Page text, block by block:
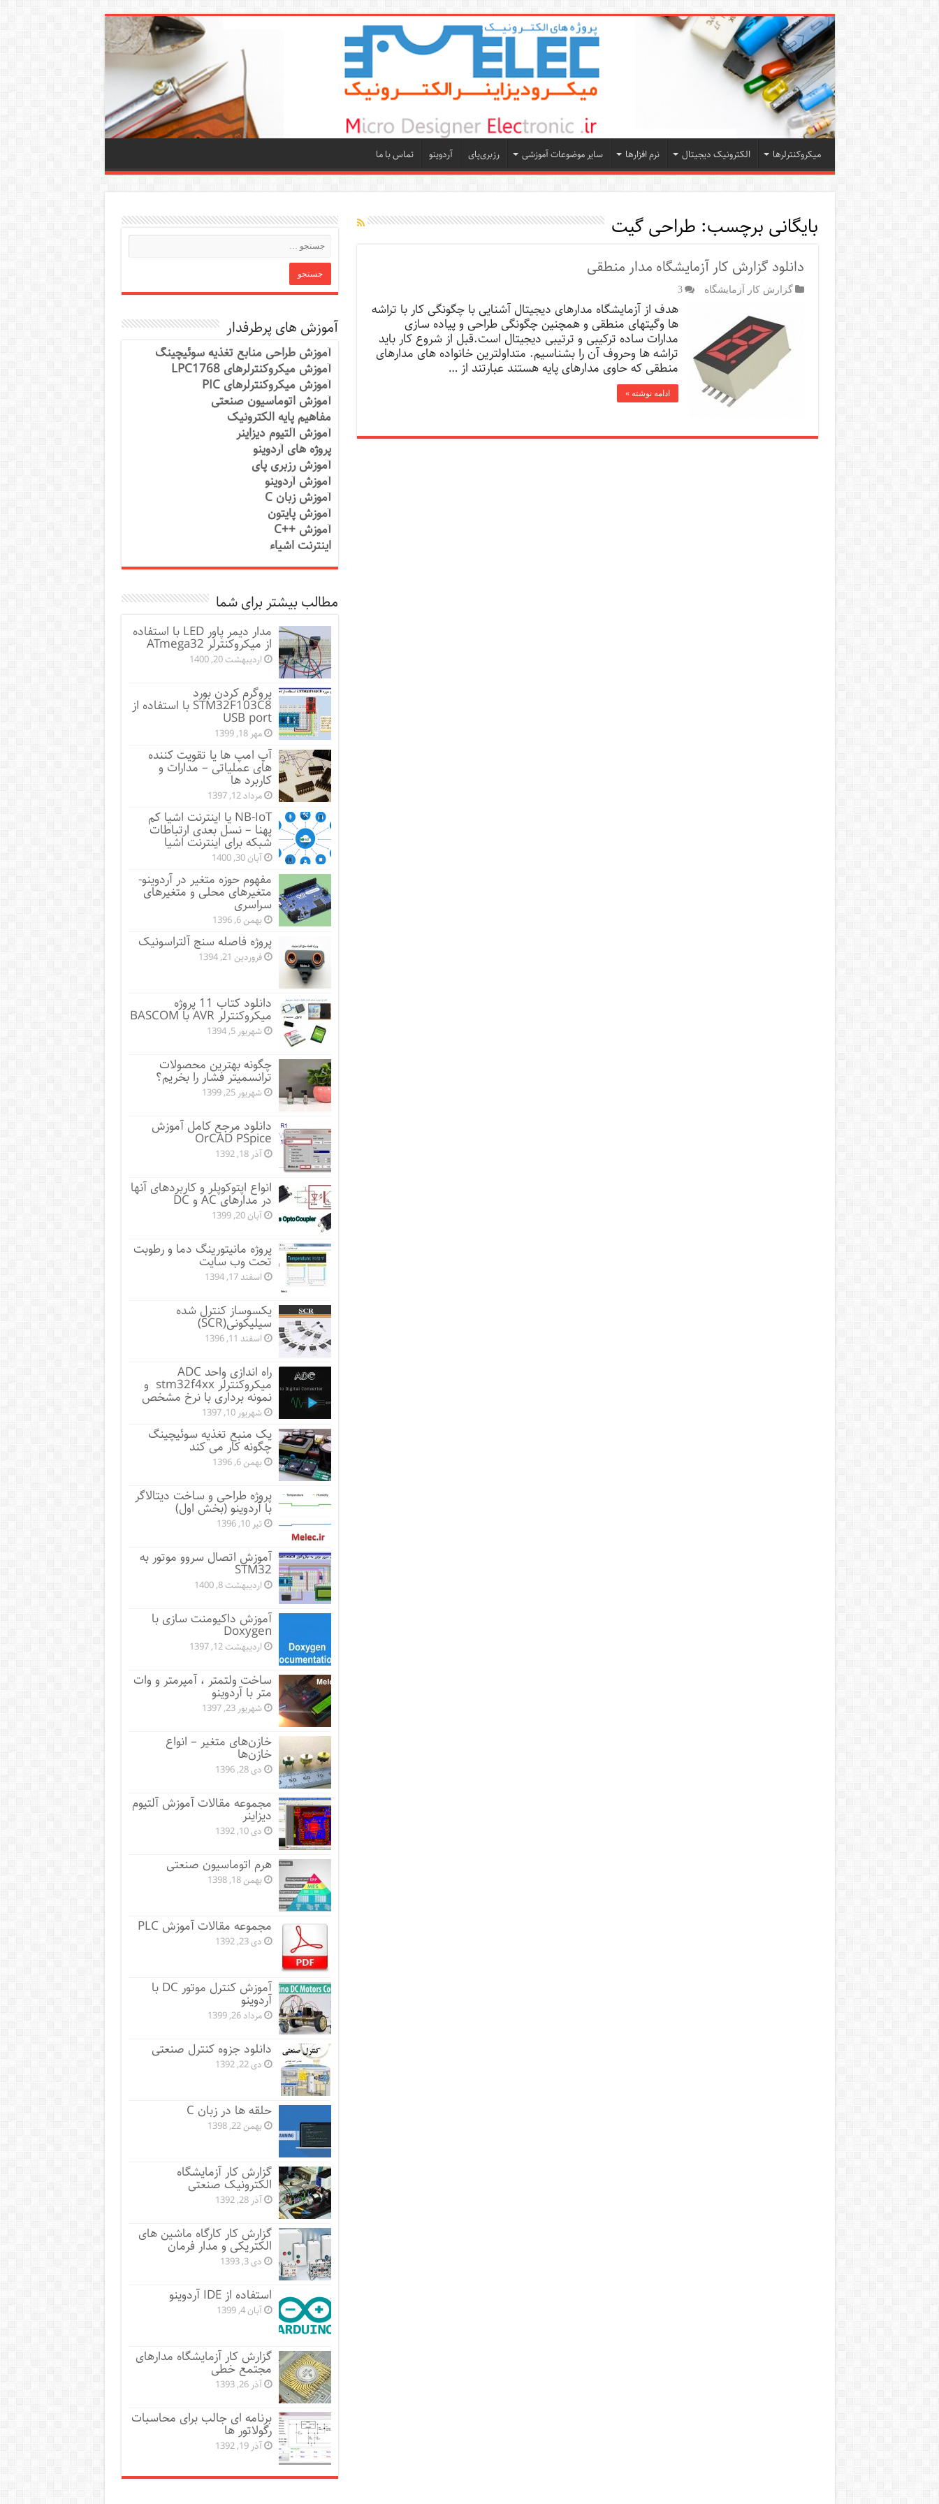
میکروکنترلرها الکترونیک دیجیتال نرم افزارها سایر موضوعات آموزشی رزبری‌پای آردوینو تماس با ما
بایگانی برچسب: طراحی گیت
دانلود گزارش کار آزمایشگاه مدار منطقی
گزارش کار آزمایشگاه 3
هدف از آزمایشگاه مدارهای دیجیتال آشنایی با چگونگی کار با تراشه
ها وگیتهای منطقی و همچنین چگونگی طراحی و پیاده سازی
مدارات ساده ترکیبی و ترتیبی دیجیتال است.قبل از شروع کار باید
تراشه ها وحروف آن را بشناسیم. متداولترین خانواده های مدارهای
منطقی که حاوی مدارهای پایه هستند عبارتند از …
ادامه نوشته »
آموزش های پرطرفدار
آموزش طراحی منابع تغذیه سوئیچینگ
آموزش میکروکنترلرهای LPC1768
آموزش میکروکنترلرهای PIC
آموزش اتوماسیون صنعتی
مفاهیم پایه الکترونیک
آموزش آلتیوم دیزاینر
پروژه های آردوینو
آموزش رزبری پای
آموزش آردوینو
آموزش زبان C
آموزش پایتون
آموزش ++C
اینترنت اشیاء
مطالب بیشتر برای شما
مدار دیمر پاور LED با استفاده
از میکروکنترلر ATmega32
اردیبهشت 20, 1400
پروگرم کردن بورد
STM32F103C8 با استفاده از
USB port
مهر 18, 1399
آپ امپ ها یا تقویت کننده
های عملیاتی – مدارات و
کاربرد ها
مرداد 12, 1397
NB-IoT یا اینترنت اشیا کم
پهنا – نسل بعدی ارتباطات
شبکه برای اینترنت اشیا
آبان 30, 1400
مفهوم حوزه متغیر در آردوینو-
متغیرهای محلی و متغیرهای
سراسری
بهمن 6, 1396
پروژه فاصله سنج آلتراسونیک
فروردین 21, 1394
دانلود کتاب 11 پروژه
میکروکنترلر AVR با BASCOM
شهریور 5, 1394
چگونه بهترین محصولات
ترانسمیتر فشار را بخریم؟
شهریور 25, 1399
دانلود مرجع کامل آموزش
OrCAD PSpice
آذر 18, 1392
انواع اپتوکوپلر و کاربردهای آنها
در مدارهای AC و DC
آبان 20, 1399
پروژه مانيتورينگ دما و رطوبت
تحت وب سایت
اسفند 17, 1394
یکسوساز کنترل شده
سیلیکونی(SCR)
اسفند 11, 1396
راه اندازی واحد ADC
میکروکنترلر stm32f4xx و
نمونه برداری با نرخ مشخص
شهریور 10, 1397
یک منبع تغذیه سوئیچینگ
چگونه کار می کند
بهمن 6, 1396
پروژه طراحی و ساخت دیتالاگر
با آردوینو (بخش اول)
تیر 10, 1396
آموزش اتصال سروو موتور به
STM32
اردیبهشت 8, 1400
آموزش داکیومنت سازی با
Doxygen
اردیبهشت 12, 1397
ساخت ولتمتر ، آمپرمتر و وات
متر با آردوینو
شهریور 23, 1397
خازن‌های متغیر – انواع
خازن‌ها
دی 28, 1396
مجموعه مقالات آموزش آلتیوم
دیزاینر
دی 10, 1392
هرم اتوماسیون صنعتی
بهمن 18, 1398
مجموعه مقالات آموزش PLC
دی 23, 1392
آموزش کنترل موتور DC با
آردوینو
مرداد 26, 1399
دانلود جزوه کنترل صنعتی
دی 22, 1392
حلقه ها در زبان C
بهمن 22, 1398
گزارش کار آزمایشگاه
الکترونیک صنعتی
آذر 28, 1392
گزارش کار کارگاه ماشین های
الکتریکی و مدار فرمان
دی 3, 1393
استفاده از IDE آردوینو
آبان 4, 1399
گزارش کار آزمایشگاه مدارهای
مجتمع خطی
آذر 26, 1393
برنامه ای جالب برای محاسبات
رگولاتور ها
آذر 19, 1392